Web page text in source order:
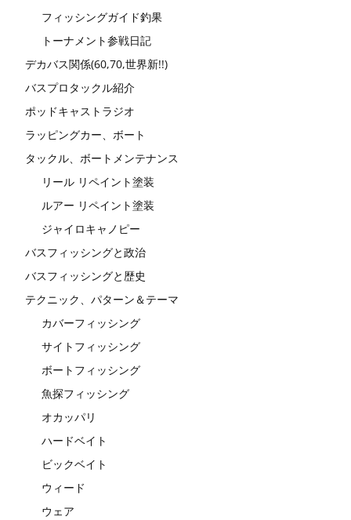
フィッシングガイド釣果
トーナメント参戦日記
デカバス関係(60,70,世界新!!)
バスプロタックル紹介
ポッドキャストラジオ
ラッピングカー、ボート
タックル、ボートメンテナンス
リール リペイント塗装
ルアー リペイント塗装
ジャイロキャノピー
バスフィッシングと政治
バスフィッシングと歴史
テクニック、パターン＆テーマ
カバーフィッシング
サイトフィッシング
ボートフィッシング
魚探フィッシング
オカッパリ
ハードベイト
ビックベイト
ウィード
ウェア